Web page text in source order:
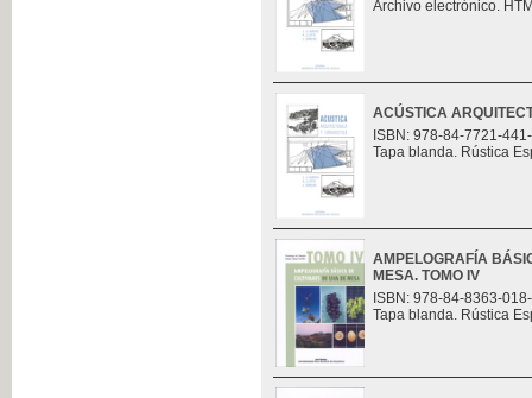
Archivo electrónico.
ACÚSTICA
ISBN: 978-84-7721-
Tapa blanda. Rústica
AMPELOGRAFÍA
MESA. TOMO IV
ISBN: 978-84-8363-
Tapa blanda. Rústica